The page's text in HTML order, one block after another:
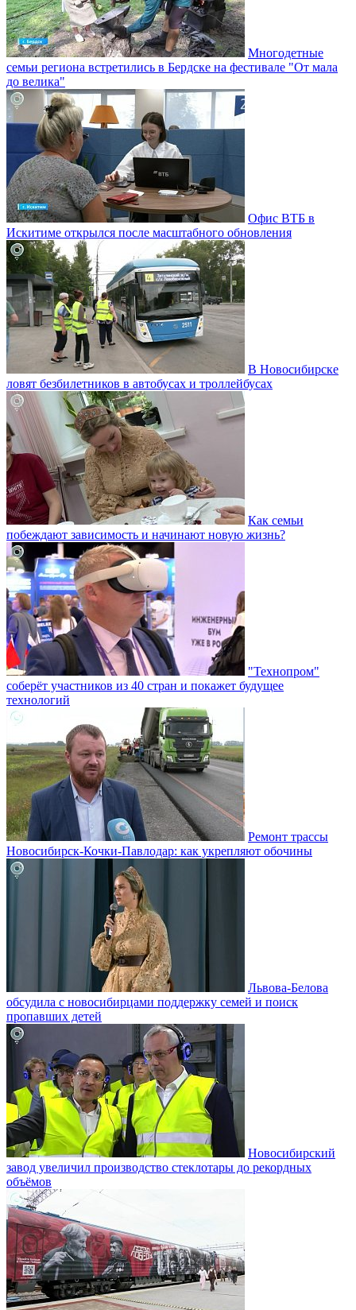
Многодетные
семьи региона встретились в Бердске на фестивале "От мала
до велика"
Офис ВТБ в
Искитиме открылся после масштабного обновления
В Новосибирске
ловят безбилетников в автобусах и троллейбусах
Как семьи
побеждают зависимость и начинают новую жизнь?
"Технопром"
соберёт участников из 40 стран и покажет будущее
технологий
Ремонт трассы
Новосибирск-Кочки-Павлодар: как укрепляют обочины
Львова-Белова
обсудила с новосибирцами поддержку семей и поиск
пропавших детей
Новосибирский
завод увеличил производство стеклотары до рекордных
объёмов